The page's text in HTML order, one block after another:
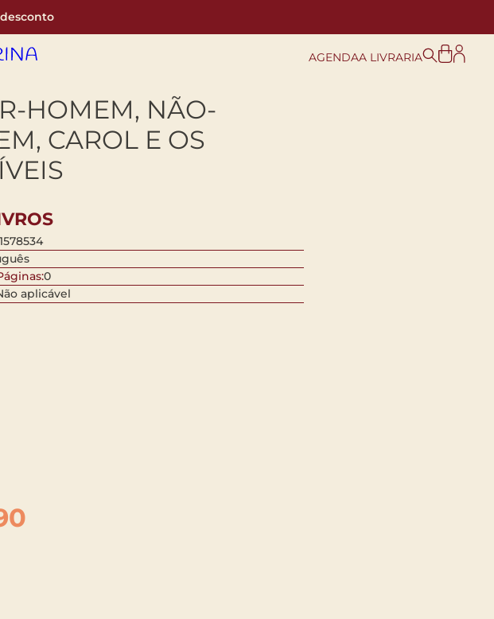
AGENDAA LIVRARIA
HOMEM, NÃO-
CAROL E OS
0
aplicável